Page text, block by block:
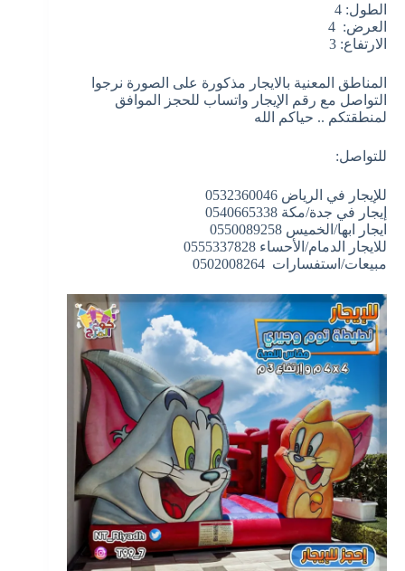
الطول: 4
العرض: 4
الارتفاع: 3
المناطق المعنية بالايجار مذكورة على الصورة نرجوا
التواصل مع رقم الإيجار واتساب للحجز الموافق
لمنطقتكم .. حياكم الله
للتواصل:
للإيجار في الرياض 0532360046
إيجار في جدة/مكة 0540665338
ايجار ابها/الخميس 0550089258
للايجار الدمام/الأحساء 0555337828
مبيعات/استفسارات 0502008264